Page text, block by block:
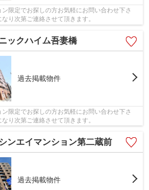
限定でお探しの方お気軽にお問い合わせ下さ
り次第ご連絡させて頂きます。
ックハイム吾妻橋
過去掲載物件
限定でお探しの方お気軽にお問い合わせ下さ
り次第ご連絡させて頂きます。
ンエイマンション第二蔵前
過去掲載物件